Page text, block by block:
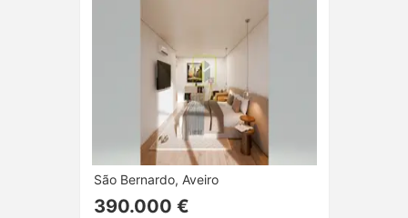
São Bernardo, Aveiro
390.000 €